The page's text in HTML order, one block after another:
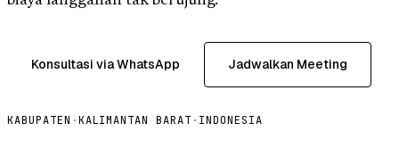
Konsultasi via WhatsApp Jadwalkan Meeting
KABUPATEN ·KALIMANTAN BARAT · INDONESIA